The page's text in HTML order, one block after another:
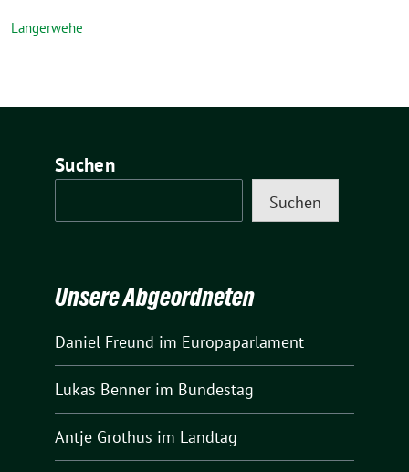
Langerwehe
Suchen
Suchen
Unsere Abgeordneten
Daniel Freund im Europaparlament
Lukas Benner im Bundestag
Antje Grothus im Landtag